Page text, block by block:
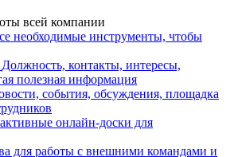
всей компании
необходимые инструменты, чтобы
Должность, контакты, интересы,
полезная информация
события, обсуждения, площадка
онлайн-доски для
для работы с внешними командами и